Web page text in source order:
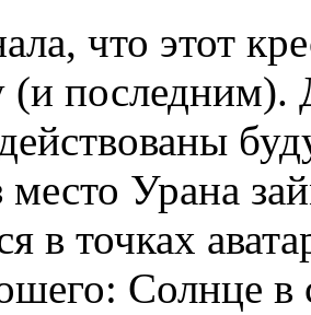
что этот
(и последним).
место Урана
в точках
Солнце в